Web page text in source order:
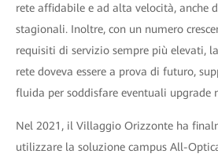
rete affidabile e ad alta velocità, anche
stagionali. Inoltre, con un numero
requisiti di servizio sempre più elevati,
rete doveva essere a prova di futuro,
fluida per soddisfare eventuali upgrade
Nel 2021, il Villaggio Orizzonte ha
utilizzare la soluzione campus All-